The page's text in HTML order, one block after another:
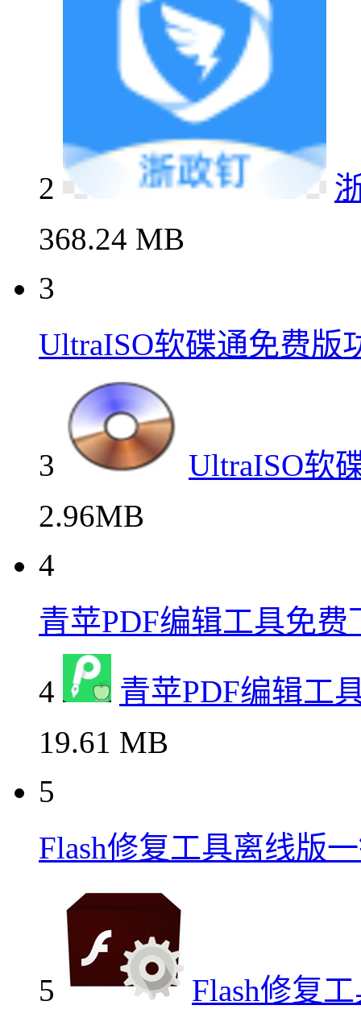
2
368.24 MB
3
UltraISO软碟通免费版
3
UltraISO软
2.96MB
4
青苹PDF编辑工具免费
4
青苹PDF编辑工
19.61 MB
5
Flash修复工具离线版
5
Flash修复